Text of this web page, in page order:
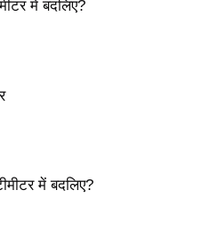
में बदलिए?
में बदलिए?